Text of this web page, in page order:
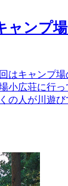
ャンプ
はキャンプ
小広荘に行
の人が川遊